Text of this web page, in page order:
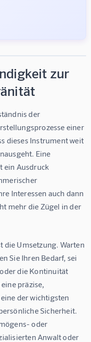
zur
der
einer
dieses Instrument weit
Eine
ein Ausdruck
Interessen auch dann
mehr die Zügel in der
die Umsetzung. Warten
Sie Ihren Bedarf, sei
die Kontinuität
präzise,
der wichtigsten
Sicherheit.
oder
Anwalt oder